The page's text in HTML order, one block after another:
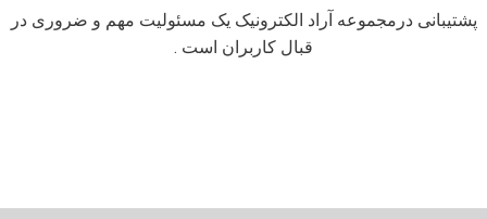
پشتیبانی درمجموعه آراد الکترونیک یک مسئولیت مهم و ضروری در
قبال کاربران است .